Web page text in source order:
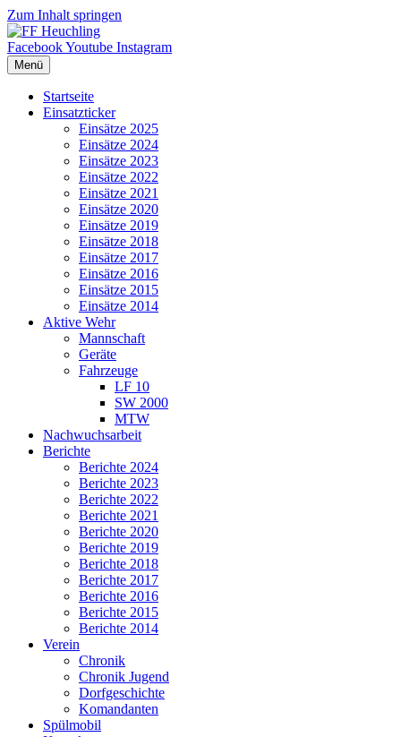
Zum Inhalt springen
FacebookYoutube Instagram
Menü
Startseite
Einsatzticker
Einsätze 2025
Einsätze 2024
Einsätze 2023
Einsätze 2022
Einsätze 2021
Einsätze 2020
Einsätze 2019
Einsätze 2018
Einsätze 2017
Einsätze 2016
Einsätze 2015
Einsätze 2014
Aktive Wehr
Mannschaft
Geräte
Fahrzeuge
LF 10
SW 2000
MTW
Nachwuchsarbeit
Berichte
Berichte 2024
Berichte 2023
Berichte 2022
Berichte 2021
Berichte 2020
Berichte 2019
Berichte 2018
Berichte 2017
Berichte 2016
Berichte 2015
Berichte 2014
Verein
Chronik
Chronik Jugend
Dorfgeschichte
Komandanten
Spülmobil